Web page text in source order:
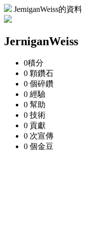
JerniganWeiss的資料
JerniganWeiss
0積分
0 顆鑽石
0 個碎鑽
0 經驗
0 幫助
0 技術
0 貢獻
0 次宣傳
0 個金豆